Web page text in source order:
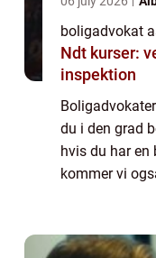
boligadvokat
Ndt kurser:
inspektion
du i den grad
hvis du har en
kommer vi